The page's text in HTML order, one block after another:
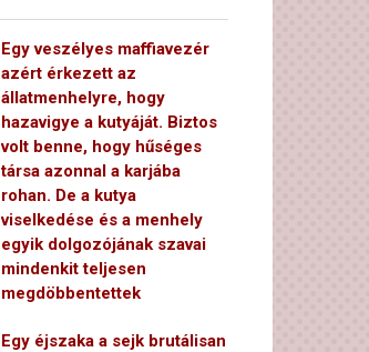
Egy veszélyes maffiavezér
azért érkezett az
állatmenhelyre, hogy
hazavigye a kutyáját. Biztos
volt benne, hogy hűséges
társa azonnal a karjába
rohan. De a kutya
viselkedése és a menhely
egyik dolgozójának szavai
mindenkit teljesen
megdöbbentettek
Egy éjszaka a sejk brutálisan